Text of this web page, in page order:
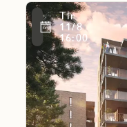
Tir
11/8
16:00
Les
mer
om
Allergotskogen
Hus 6
og
7